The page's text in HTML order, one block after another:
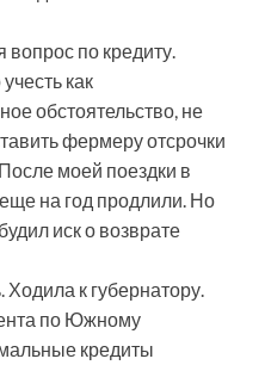
вопрос по кредиту.
как
обстоятельство, не
фермеру отсрочки
моей поездки в
на год продлили. Но
иск о возврате
к губернатору.
по Южному
кредиты